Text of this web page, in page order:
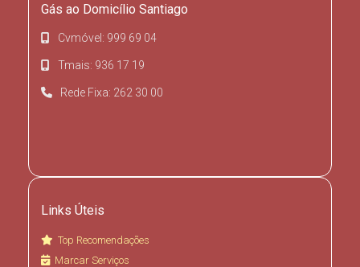
Gás ao Domicílio Santiago
Cvmóvel: 999 69 04
Tmais: 936 17 19
Rede Fixa: 262 30 00
Links Úteis
Top Recomendações
Marcar Serviços